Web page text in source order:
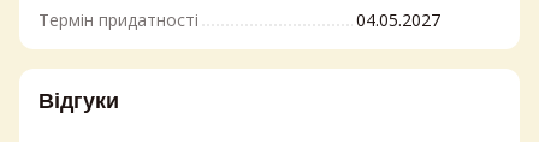
Бальзамічний соус
Твердий сир купити
Козині сири
Купити сік
Термін придатності
04.05.2027
Відгуки